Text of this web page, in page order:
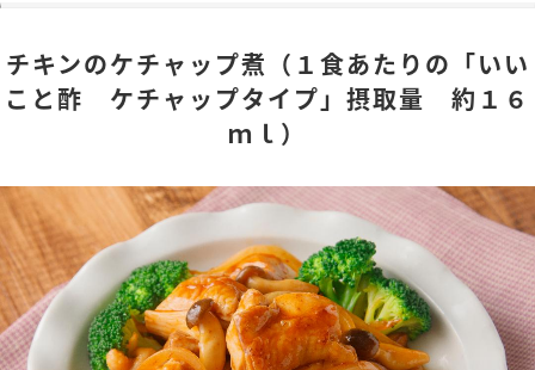
商品情報
調味酢
お酢ドリンク ぽん酢
新商品一覧
キャンペーン情報
ブランド・スペシャルサイト
チキンのケチャップ煮（１食あたりの「いい
こと酢 ケチャップタイプ」摂取量 約１６
ｍｌ）